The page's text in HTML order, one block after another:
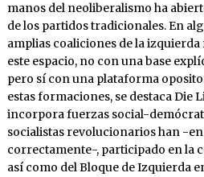
manos del neoliberalismo ha
de los partidos tradicionales. En
amplias coaliciones de la
este espacio, no con una base
pero sí con una plataforma
estas formaciones, se destaca Die
incorpora fuerzas social-
socialistas revolucionarios han -
correctamente-, participado en la
así como del Bloque de Izquierda